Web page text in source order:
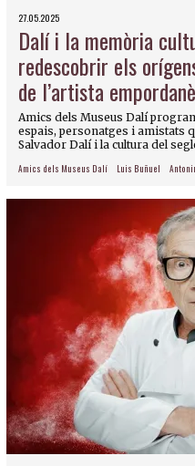
27.05.2025
Dalí i la memòria
redescobrir els
de l’artista
Amics dels Museus Dalí
espais, personatges i amistats
Salvador Dalí i la cultura del
Amics dels Museus Dalí Luis Buñuel